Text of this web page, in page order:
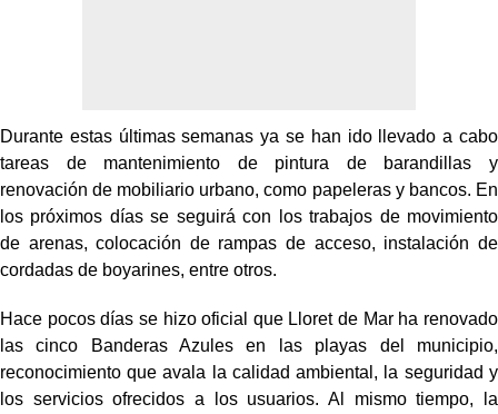
Durante estas últimas semanas ya se han ido llevado a cabo
tareas de mantenimiento de pintura de barandillas y
renovación de mobiliario urbano, como papeleras y bancos. En
los próximos días se seguirá con los trabajos de movimiento
de arenas, colocación de rampas de acceso, instalación de
cordadas de boyarines, entre otros.
Hace pocos días se hizo oficial que Lloret de Mar ha renovado
las cinco Banderas Azules en las playas del municipio,
reconocimiento que avala la calidad ambiental, la seguridad y
los servicios ofrecidos a los usuarios. Al mismo tiempo, la